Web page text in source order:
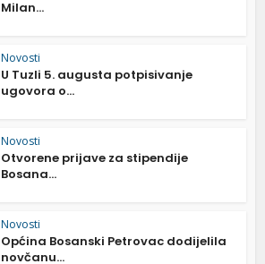
Milan...
Novosti
U Tuzli 5. augusta potpisivanje
ugovora o...
Novosti
Otvorene prijave za stipendije
Bosana...
Novosti
Općina Bosanski Petrovac dodijelila
novčanu...